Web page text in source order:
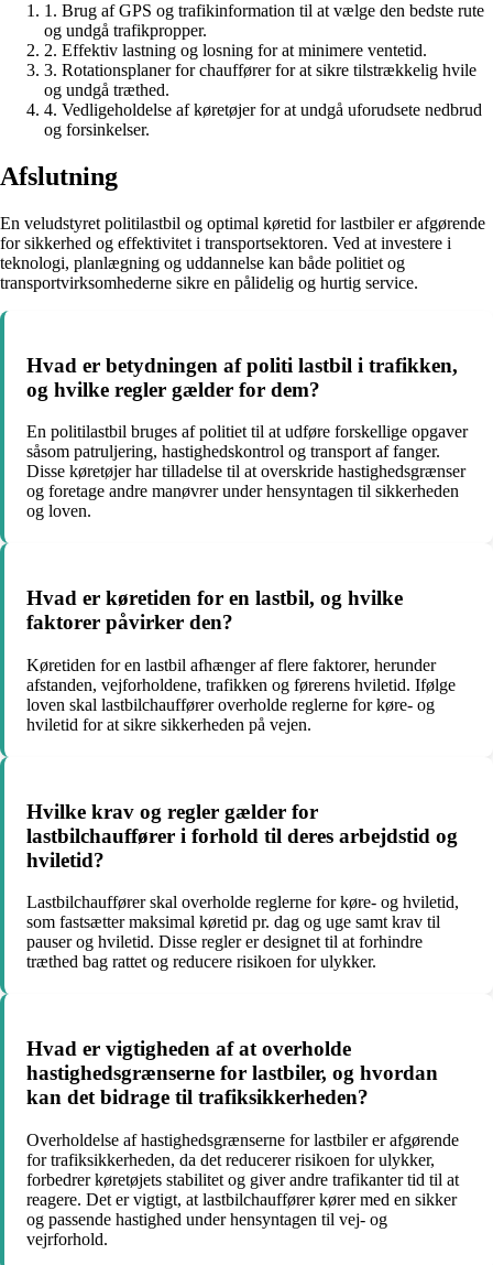
1. Brug af GPS og trafikinformation til at vælge den bedste rute
og undgå trafikpropper.
2. Effektiv lastning og losning for at minimere ventetid.
3. Rotationsplaner for chauffører for at sikre tilstrækkelig hvile
og undgå træthed.
4. Vedligeholdelse af køretøjer for at undgå uforudsete nedbrud
og forsinkelser.
Afslutning
En veludstyret politilastbil og optimal køretid for lastbiler er afgørende
for sikkerhed og effektivitet i transportsektoren. Ved at investere i
teknologi, planlægning og uddannelse kan både politiet og
transportvirksomhederne sikre en pålidelig og hurtig service.
Hvad er betydningen af ​​politi lastbil i trafikken,
og hvilke regler gælder for dem?
En politilastbil bruges af politiet til at udføre forskellige opgaver
såsom patruljering, hastighedskontrol og transport af fanger.
Disse køretøjer har tilladelse til at overskride hastighedsgrænser
og foretage andre manøvrer under hensyntagen til sikkerheden
og loven.
Hvad er køretiden for en lastbil, og hvilke
faktorer påvirker den?
Køretiden for en lastbil afhænger af flere faktorer, herunder
afstanden, vejforholdene, trafikken og førerens hviletid. Ifølge
loven skal lastbilchauffører overholde reglerne for køre- og
hviletid for at sikre sikkerheden på vejen.
Hvilke krav og regler gælder for
lastbilchauffører i forhold til deres arbejdstid og
hviletid?
Lastbilchauffører skal overholde reglerne for køre- og hviletid,
som fastsætter maksimal køretid pr. dag og uge samt krav til
pauser og hviletid. Disse regler er designet til at forhindre
træthed bag rattet og reducere risikoen for ulykker.
Hvad er vigtigheden af ​​at overholde
hastighedsgrænserne for lastbiler, og hvordan
kan det bidrage til trafiksikkerheden?
Overholdelse af hastighedsgrænserne for lastbiler er afgørende
for trafiksikkerheden, da det reducerer risikoen for ulykker,
forbedrer køretøjets stabilitet og giver andre trafikanter tid til at
reagere. Det er vigtigt, at lastbilchauffører kører med en sikker
og passende hastighed under hensyntagen til vej- og
vejrforhold.